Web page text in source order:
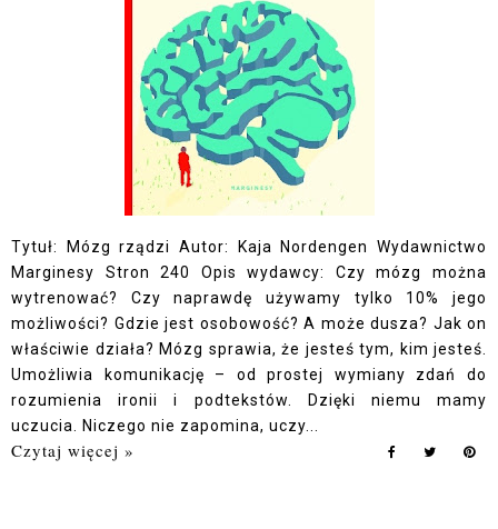
Tytuł: Mózg rządzi Autor: Kaja Nordengen Wydawnictwo
Marginesy Stron 240 Opis wydawcy: Czy mózg można
wytrenować? Czy naprawdę używamy tylko 10% jego
możliwości? Gdzie jest osobowość? A może dusza? Jak on
właściwie działa? Mózg sprawia, że jesteś tym, kim jesteś.
Umożliwia komunikację – od prostej wymiany zdań do
rozumienia ironii i podtekstów. Dzięki niemu mamy
uczucia. Niczego nie zapomina, uczy...
Czytaj więcej »